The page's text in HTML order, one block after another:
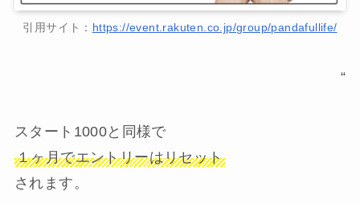
引用サイト： https://event.rakuten.co.jp/group/pandafullife/
“
スタート1000と同様で
１ヶ月でエントリーはリセット
されます。